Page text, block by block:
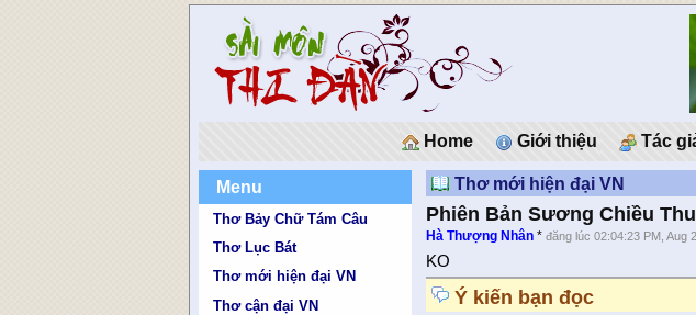
Home Giới thiệu Tác
Menu
Thơ Bảy Chữ Tám Câu
Thơ Lục Bát
Thơ mới hiện đại VN
Thơ cận đại VN
Thơ mới hiện đại VN
Phiên Bản Sương Chiều
Hà Thượng Nhân *đăng lúc 02:04:23 PM, Aug
KO
Ý kiến bạn đọc